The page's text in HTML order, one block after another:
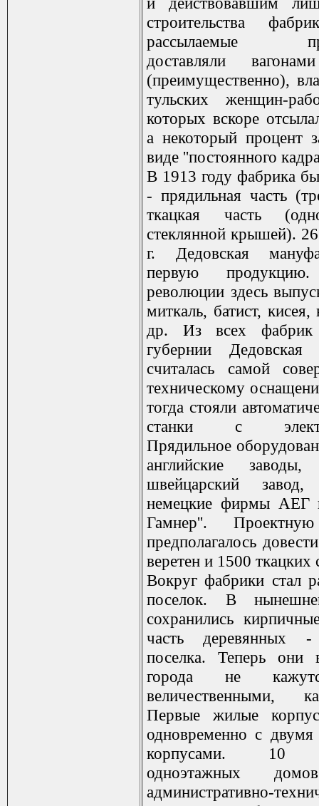
строительства
рассылаемые
доставляли
(преимущественно),
тульских женщин-
которых вскоре
а некоторый процент
виде ''постоянного
В 1913 году фабрика
- прядильная часть
ткацкая часть
стеклянной крышей).
г. Дедовская
первую
революции здесь
миткаль, батист,
др. Из всех фабрик
губернии Дедовская
считалась самой
техническому
тогда стояли
станки с
Прядильное
английские
швейцарский
немецкие фирмы АЕГ
Гамнер''.
предполагалось
веретен и 1500 ткацких
Вокруг фабрики стал
поселок. В
сохранились
часть деревянных -
поселка. Теперь они
города не
величественными,
Первые жилые
одновременно с
корпусами. 10
одноэтажных
административно-